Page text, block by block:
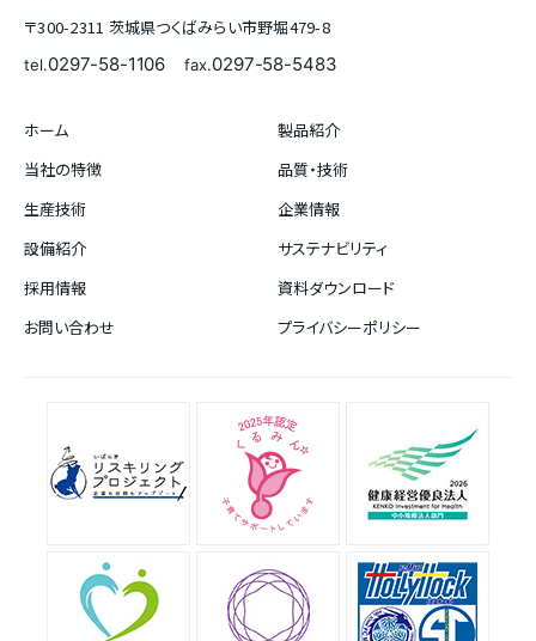
〒300-2311 茨城県つくばみらい市野堀479-8
tel.0297-58-1106 fax.0297-58-5483
ホーム
当社の特徴
生産技術
設備紹介
採用情報
お問い合わせ
製品紹介
品質・技術
企業情報
サステナビリティ
資料ダウンロード
プライバシーポリシー